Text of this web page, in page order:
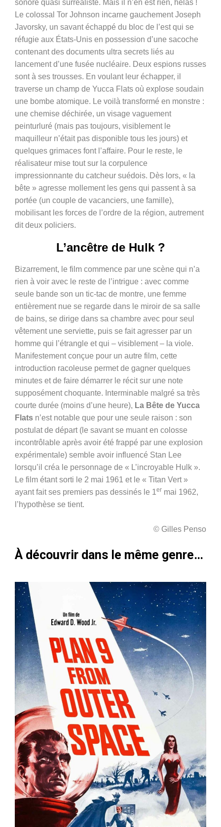
sonore quasi surréaliste. Mais il n’en est rien, hélas !
Le colossal Tor Johnson incarne gauchement Joseph
Javorsky, un savant échappé du bloc de l’est qui se
réfugie aux États-Unis en possession d’une sacoche
contenant des documents ultra secrets liés au
lancement d’une fusée nucléaire. Deux espions russes
sont à ses trousses. En voulant leur échapper, il
traverse un champ de Yucca Flats où explose soudain
une bombe atomique. Le voilà transformé en monstre :
une chemise déchirée, un visage vaguement
peinturluré (mais pas toujours, visiblement le
maquilleur n’était pas disponible tous les jours) et
quelques grimaces font l’affaire. Pour le reste, le
réalisateur mise tout sur la corpulence
impressionnante du catcheur suédois. Dès lors, « la
bête » agresse mollement les gens qui passent à sa
portée (un couple de vacanciers, une famille),
mobilisant les forces de l’ordre de la région, autrement
dit deux policiers.
L’ancêtre de Hulk ?
Bizarrement, le film commence par une scène qui n’a
rien à voir avec le reste de l’intrigue : avec comme
seule bande son un tic-tac de montre, une femme
entièrement nue se regarde dans le miroir de sa salle
de bains, se dirige dans sa chambre avec pour seul
vêtement une serviette, puis se fait agresser par un
homme qui l’étrangle et qui – visiblement – la viole.
Manifestement conçue pour un autre film, cette
introduction racoleuse permet de gagner quelques
minutes et de faire démarrer le récit sur une note
supposément choquante. Interminable malgré sa très
courte durée (moins d’une heure), La Bête de Yucca
Flats n’est notable que pour une seule raison : son
postulat de départ (le savant se muant en colosse
incontrôlable après avoir été frappé par une explosion
expérimentale) semble avoir influencé Stan Lee
lorsqu’il créa le personnage de « L’incroyable Hulk ».
Le film étant sorti le 2 mai 1961 et le « Titan Vert »
ayant fait ses premiers pas dessinés le 1er mai 1962,
l’hypothèse se tient.
© Gilles Penso
À découvrir dans le même genre…